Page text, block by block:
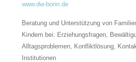
www.dw-bonn.de
Beratung und Unterstützung von
Kindern bei: Erziehungsfragen,
Alltagsproblemen, Konfliktlösung,
Institutionen